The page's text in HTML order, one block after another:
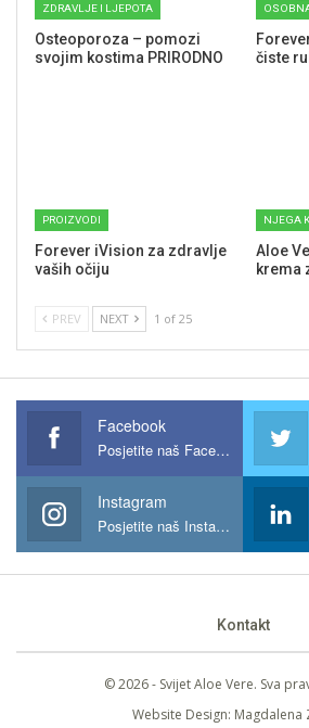
ZDRAVLJE I LJEPOTA
Osteoporoza – pomozi
svojim kostima PRIRODNO
čiste
PROIZVODI
Forever iVision za zdravlje
vaših očiju
NJEGA
Aloe
krema
PREV NEXT 1 of 25
Facebook
Posjetite naš Facebook
Instagram
Posjetite naš Instagram
Kontakt
© 2026 - Svijet Aloe Vere. Sva
Website Design: Magdalena